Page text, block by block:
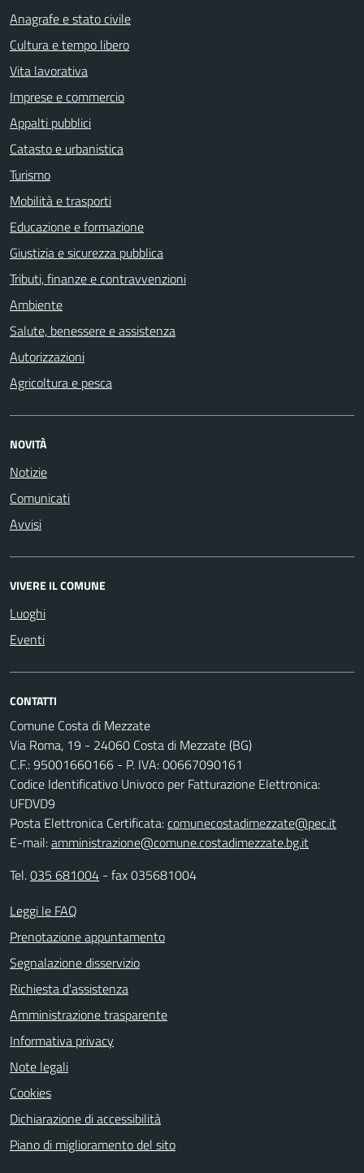
Anagrafe e stato civile
Cultura e tempo libero
Vita lavorativa
Imprese e commercio
Appalti pubblici
Catasto e urbanistica
Turismo
Mobilità e trasporti
Educazione e formazione
Giustizia e sicurezza pubblica
Tributi, finanze e contravvenzioni
Ambiente
Salute, benessere e assistenza
Autorizzazioni
Agricoltura e pesca
NOVITÀ
Notizie
Comunicati
Avvisi
VIVERE IL COMUNE
Luoghi
Eventi
CONTATTI
Comune Costa di Mezzate
Via Roma, 19 - 24060 Costa di Mezzate (BG)
C.F.: 95001660166 - P. IVA: 00667090161
Codice Identificativo Univoco per Fatturazione Elettronica:
UFDVD9
Posta Elettronica Certificata:comunecostadimezzate@pec.it
E-mail:amministrazione@comune.costadimezzate.bg.it
Tel.035 681004 - fax 035681004
Leggi le FAQ
Prenotazione appuntamento
Segnalazione disservizio
Richiesta d'assistenza
Amministrazione trasparente
Informativa privacy
Note legali
Cookies
Dichiarazione di accessibilità
Piano di miglioramento del sito